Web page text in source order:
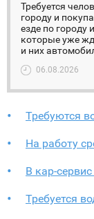
Требуется
городу и
езде по городу
которые уже
и них
06.08.2026
Требуются
На работу
В кар-
Требуется